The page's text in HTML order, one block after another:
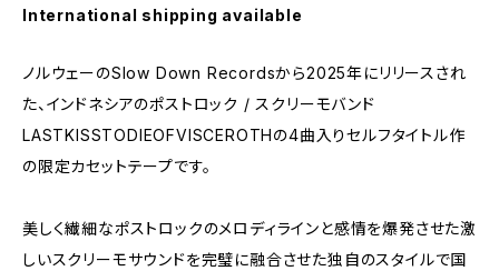
International shipping available
ノルウェーのSlow Down Recordsから2025年にリリースされ
た、インドネシアのポストロック / スクリーモバンド
LASTKISSTODIEOFVISCEROTHの4曲入りセルフタイトル作
の限定カセットテープです。
美しく繊細なポストロックのメロディラインと感情を爆発させた激
しいスクリーモサウンドを完璧に融合させた独自のスタイルで国